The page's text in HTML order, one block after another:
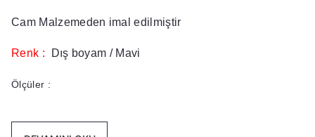
Cam Malzemeden imal edilmiştir
Renk : Dış boyam / Mavi
Ölçüler :